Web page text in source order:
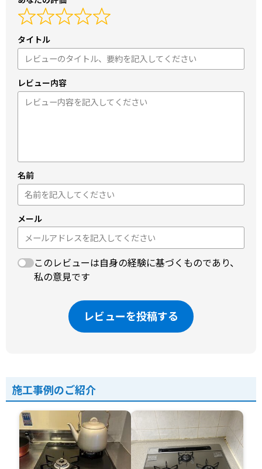
タイトル
レビュー内容
名前
メール
このレビューは自身の経験に基づくものであり、
私の意見です
レビューを投稿する
施工事例のご紹介